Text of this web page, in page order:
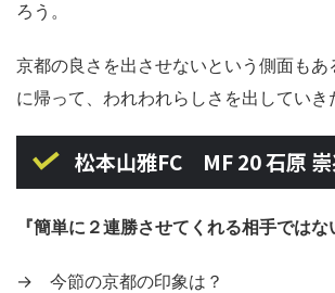
ろう。
京都の良さを出させないという側面もあ
に帰って、われわれらしさを出していき
松本山雅FC MF 20 石原
『簡単に２連勝させてくれる相手ではな
→ 今節の京都の印象は？